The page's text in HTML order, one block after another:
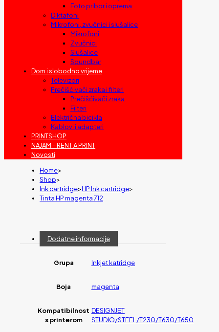
Foto pribor i oprema
Diktafoni
Mikrofoni, zvučnici i slušalice
Mikrofoni
Zvučnici
Slušalice
Soundbar
Dom i slobodno vrijeme
Televizori
Prečišćivači zraka i filteri
Prečišćivači zraka
Filteri
Električna bicikla
Kablovi i adapteri
PRINTSHOP
NAJAM – RENT A PRINT
Novosti
Home>
Shop>
Ink cartridge>HP Ink cartridge>
Tinta HP magenta 712
Dodatne informacije
Grupa Inkjet katridge
Boja magenta
Kompatibilnost
s printerom
DESIGNJET
STUDIO/STEEL/T230/T630/T650